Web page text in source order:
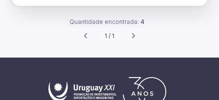
Quantidade encontrada: 4
1 / 1